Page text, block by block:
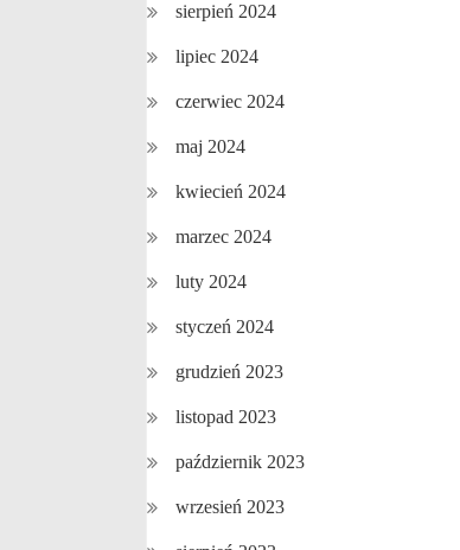
sierpień 2024
lipiec 2024
czerwiec 2024
maj 2024
kwiecień 2024
marzec 2024
luty 2024
styczeń 2024
grudzień 2023
listopad 2023
październik 2023
wrzesień 2023